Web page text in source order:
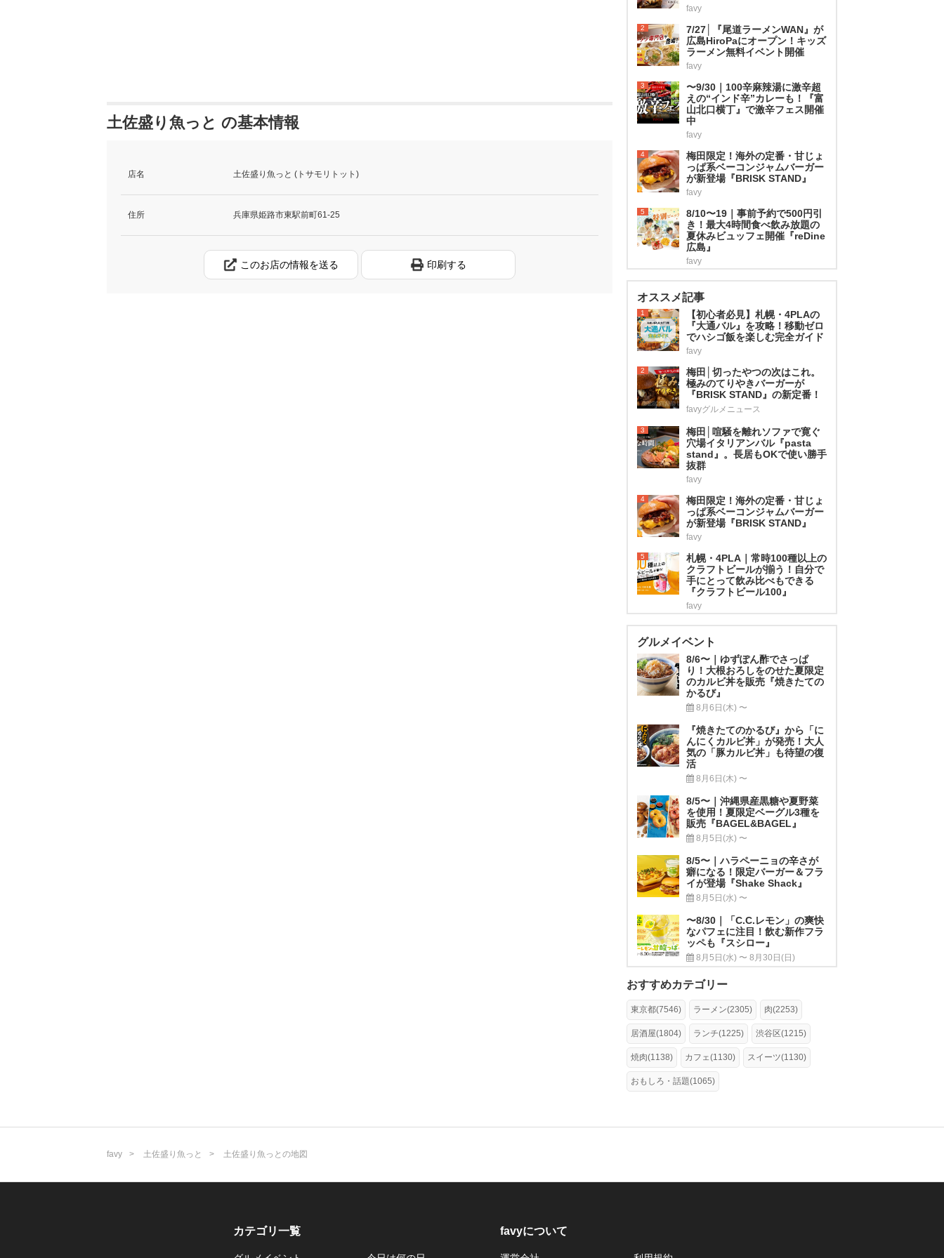
土佐盛り魚っと の基本情報
店名 土佐盛り魚っと (トサモリトット)
住所 兵庫県姫路市東駅前町61-25
このお店の情報を送る 印刷する
favy
2
7/27│『尾道ラーメンWAN』が
広島HiroPaにオープン！キッズ
ラーメン無料イベント開催
favy
3
〜9/30｜100辛麻辣湯に激辛超
えの“インド辛”カレーも！『富
山北口横丁』で激辛フェス開催
中
favy
4
梅田限定！海外の定番・甘じょ
っぱ系ベーコンジャムバーガー
が新登場『BRISK STAND』
favy
5
8/10〜19｜事前予約で500円引
き！最大4時間食べ飲み放題の
夏休みビュッフェ開催『reDine
広島』
favy
オススメ記事
1
【初心者必見】札幌・4PLAの
『大通バル』を攻略！移動ゼロ
でハシゴ飯を楽しむ完全ガイド
favy
2
梅田│切ったやつの次はこれ。
極みのてりやきバーガーが
『BRISK STAND』の新定番！
favyグルメニュース
3
梅田│喧騒を離れソファで寛ぐ
穴場イタリアンバル『pasta
stand』。長居もOKで使い勝手
抜群
favy
4
梅田限定！海外の定番・甘じょ
っぱ系ベーコンジャムバーガー
が新登場『BRISK STAND』
favy
5
札幌・4PLA｜常時100種以上の
クラフトビールが揃う！自分で
手にとって飲み比べもできる
『クラフトビール100』
favy
グルメイベント
8/6〜｜ゆずぽん酢でさっぱ
り！大根おろしをのせた夏限定
のカルビ丼を販売『焼きたての
かるび』
8月6日(木) 〜
『焼きたてのかるび』から「に
んにくカルビ丼」が発売！大人
気の「豚カルビ丼」も待望の復
活
8月6日(木) 〜
8/5〜｜沖縄県産黒糖や夏野菜
を使用！夏限定ベーグル3種を
販売『BAGEL&BAGEL』
8月5日(水) 〜
8/5〜｜ハラペーニョの辛さが
癖になる！限定バーガー＆フラ
イが登場『Shake Shack』
8月5日(水) 〜
〜8/30｜「C.C.レモン」の爽快
なパフェに注目！飲む新作フラ
ッペも『スシロー』
8月5日(水) 〜 8月30日(日)
おすすめカテゴリー
東京都(7546) ラーメン(2305) 肉(2253)
居酒屋(1804) ランチ(1225) 渋谷区(1215)
焼肉(1138) カフェ(1130) スイーツ(1130)
おもしろ・話題(1065)
favy 土佐盛り魚っと 土佐盛り魚っとの地図
カテゴリ一覧 favyについて